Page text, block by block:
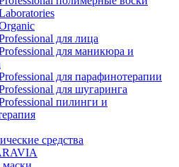
для лица
для маникюра и
для парафинотерапии
для шугаринга
пилинги и
средства